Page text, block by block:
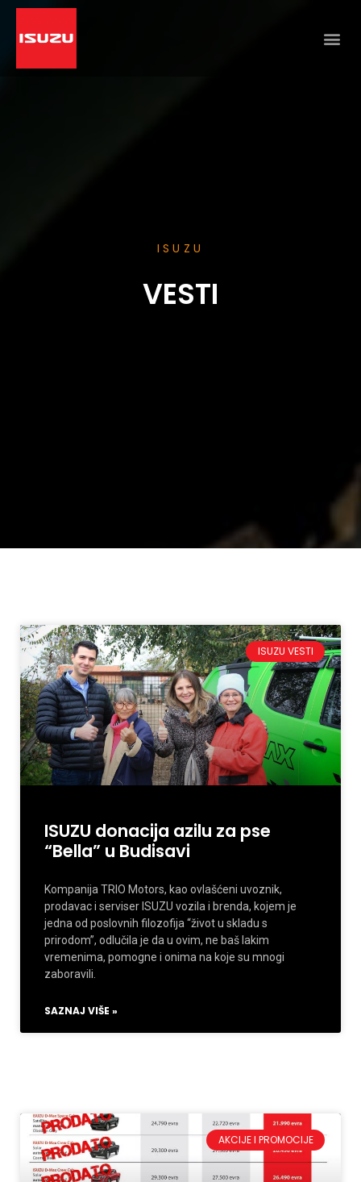
ISUZU
VESTI
ISUZU VESTI
ISUZU donacija azilu za pse
“Bella” u Budisavi
Kompanija TRIO Motors, kao ovlašćeni uvoznik,
prodavac i serviser ISUZU vozila i brenda, kojem je
jedna od poslovnih filozofija “život u skladu s
prirodom”, odlučila je da u ovim, ne baš lakim
vremenima, pomogne i onima na koje su mnogi
zaboravili.
SAZNAJ VIŠE »
AKCIJE I PROMOCIJE